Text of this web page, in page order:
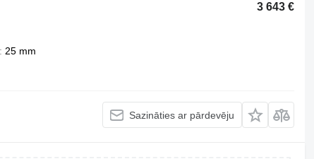
3 643 €
25 mm
Sazināties ar pārdevēju